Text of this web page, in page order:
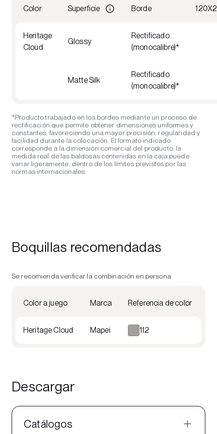
Color Superficie Borde
Heritage
Cloud
Glossy
Rectificado
(monocalibre)*
Matte Silk
Rectificado
(monocalibre)*
*Producto trabajado en los bordes mediante un proceso de
rectificación que permite obtener dimensiones uniformes y
constantes, favoreciendo una mayor precisión, regularidad y
facilidad durante la colocación. El formato indicado
corresponde a la dimensión comercial del producto; la
medida real de las baldosas contenidas en la caja puede
variar ligeramente, dentro de los límites previstos por las
normas internacionales.
Boquillas recomendadas
Se recomienda verificar la combinación en persona
Color a juego Marca Referencia de color
Heritage Cloud Mapei 112
Descargar
Catálogos